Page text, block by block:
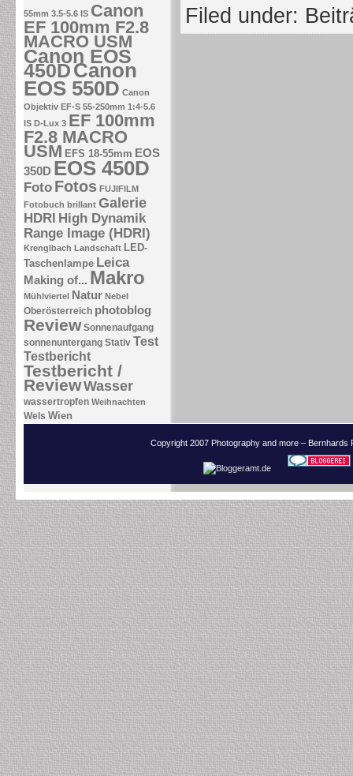
55mm 3.5-5.6 IS Canon
EF 100mm F2.8
MACRO USM
Canon EOS
450DCanon
EOS 550D Canon
Objektiv EF-S 55-250mm 1:4-5.6
IS D-Lux 3 EF 100mm
F2.8 MACRO
USM EFS 18-55mm EOS
350D EOS 450D
Foto Fotos FUJIFILM
Fotobuch brillant Galerie
HDRI High Dynamik
Range Image (HDRI)
Krenglbach Landschaft LED-
Taschenlampe Leica
Making of... Makro
Mühlviertel Natur Nebel
Oberösterreich photoblog
Review Sonnenaufgang
sonnenuntergang Stativ Test
Testbericht
Testbericht /
ReviewWasser
wassertropfen Weihnachten
Wels Wien
Filed under:
Copyright 2007 Photography and more –